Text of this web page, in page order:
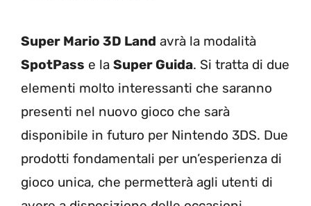
Super Mario 3D Land avrà la modalità
SpotPass e la Super Guida. Si tratta di due
elementi molto interessanti che saranno
presenti nel nuovo gioco che sarà
disponibile in futuro per Nintendo 3DS. Due
prodotti fondamentali per un’esperienza di
gioco unica, che permetterà agli utenti di